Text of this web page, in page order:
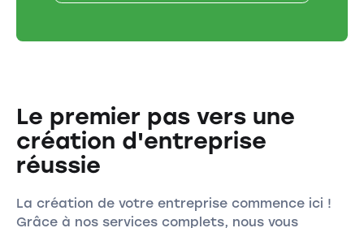
Le premier pas vers une
création d'entreprise
réussie
La création de votre entreprise commence ici !
Grâce à nos services complets, nous vous